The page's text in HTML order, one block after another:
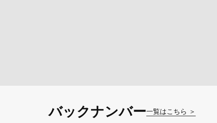
バックナンバー一覧はこちら ＞